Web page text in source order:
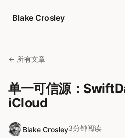
Blake Crosley
← 所有文章
单一可信源：
iCloud
Blake Crosley3分钟阅读